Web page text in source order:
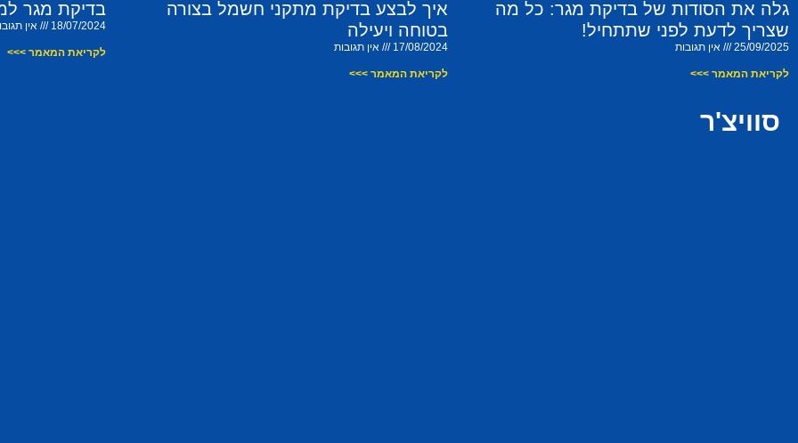
גלה את הסודות של בדיקת מגר: כל מה
שצריך לדעת לפני שתתחיל!
25/09/2025 אין תגובות
לקריאת המאמר >>>
איך לבצע בדיקת מתקני חשמל בצורה
בטוחה ויעילה
17/08/2024 אין תגובות
לקריאת המאמר >>>
בדיקת מגר
18/07/2024 אין
לקריאת המאמר >>>
סוויצ'ר